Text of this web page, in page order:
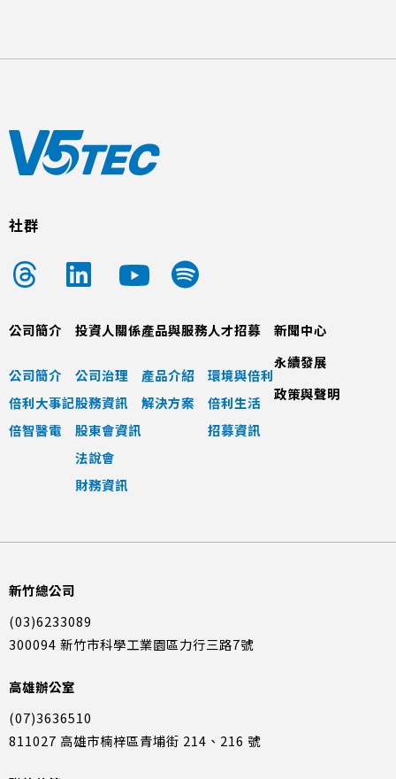
社群
公司簡介
公司簡介
倍利大事記
倍智醫電
投資人關係
公司治理
股務資訊
股東會資訊
法說會
財務資訊
產品與服務
產品介紹
解決方案
人才招募
環境與倍利
倍利生活
招募資訊
新聞中心
永續發展
政策與聲明
新竹總公司
(03)6233089
300094 新竹市科學工業園區力行三路7號
高雄辦公室
(07)3636510
811027 高雄市楠梓區青埔街 214、216 號